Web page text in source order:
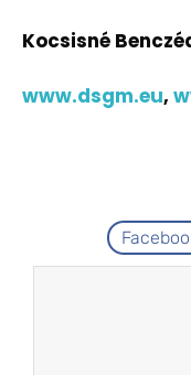
Kocsisné
www.dsgm.eu,